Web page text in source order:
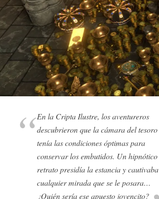
En la Cripta Ilustre, los aventureros
descubrieron que la cámara del tesoro
tenía las condiciones óptimas para
conservar los embutidos. Un hipnótico
retrato presidía la estancia y cautivaba
cualquier mirada que se le posara…
¿Quién sería ese apuesto jovencito?